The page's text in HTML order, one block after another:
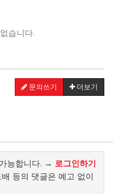
습니다.
문의쓰기 더보기
능합니다. → 로그인하기
등의 댓글은 예고 없이